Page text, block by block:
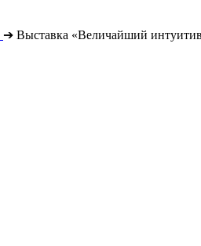
➔ Выставка «Величайший